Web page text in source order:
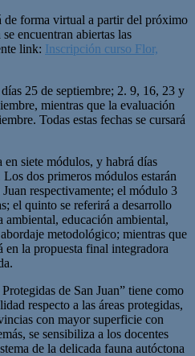
de forma virtual a partir del próximo
encuentran abiertas las
link: Inscripción curso Flor,
25 de septiembre; 2. 9, 16, 23 y
mientras que la evaluación
Todas estas fechas se cursará
siete módulos, y habrá días
dos primeros módulos estarán
respectivamente; el módulo 3
el quinto se referirá a desarrollo
ambiental, educación ambiental,
metodológico; mientras que
la propuesta final integradora
de San Juan” tiene como
respecto a las áreas protegidas,
con mayor superficie con
se sensibiliza a los docentes
de la delicada fauna autóctona